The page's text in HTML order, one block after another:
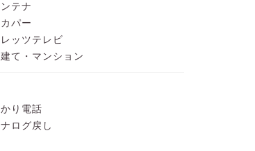
テナ
パー
ッツテレビ
建て・マンション
り電話
ログ戻し